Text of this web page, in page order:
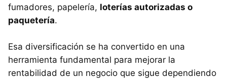
fumadores, papelería, loterías autorizadas o
paquetería.
Esa diversificación se ha convertido en una
herramienta fundamental para mejorar la
rentabilidad de un negocio que sigue dependiendo